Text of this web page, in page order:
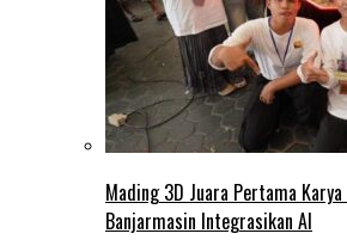
Mading 3D Juara Pertama Karya
Banjarmasin Integrasikan AI